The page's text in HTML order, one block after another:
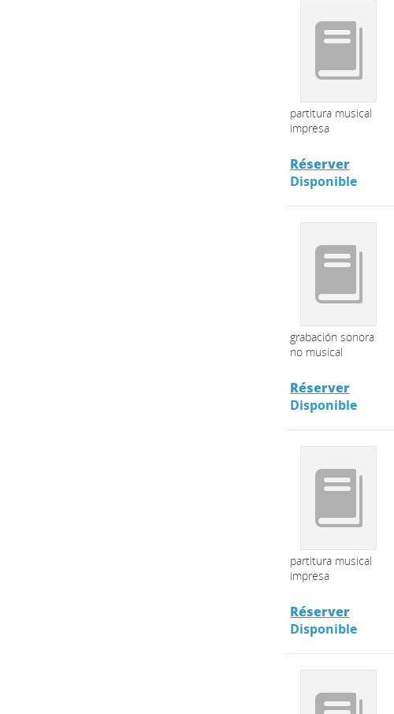
partitura musical
impresa
Réserver
Disponible
grabación sonora
no musical
Réserver
Disponible
partitura musical
impresa
Réserver
Disponible